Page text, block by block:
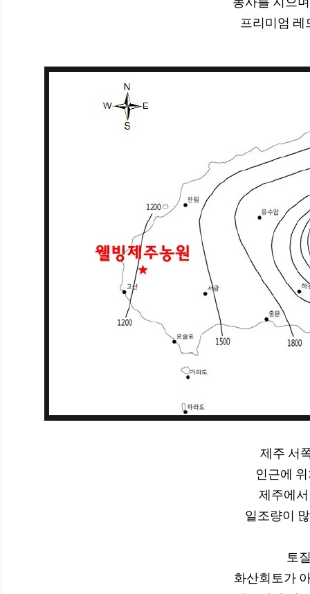
프리미엄 레
제주 서
인근에
제주에
일조량이
토
화산회토가